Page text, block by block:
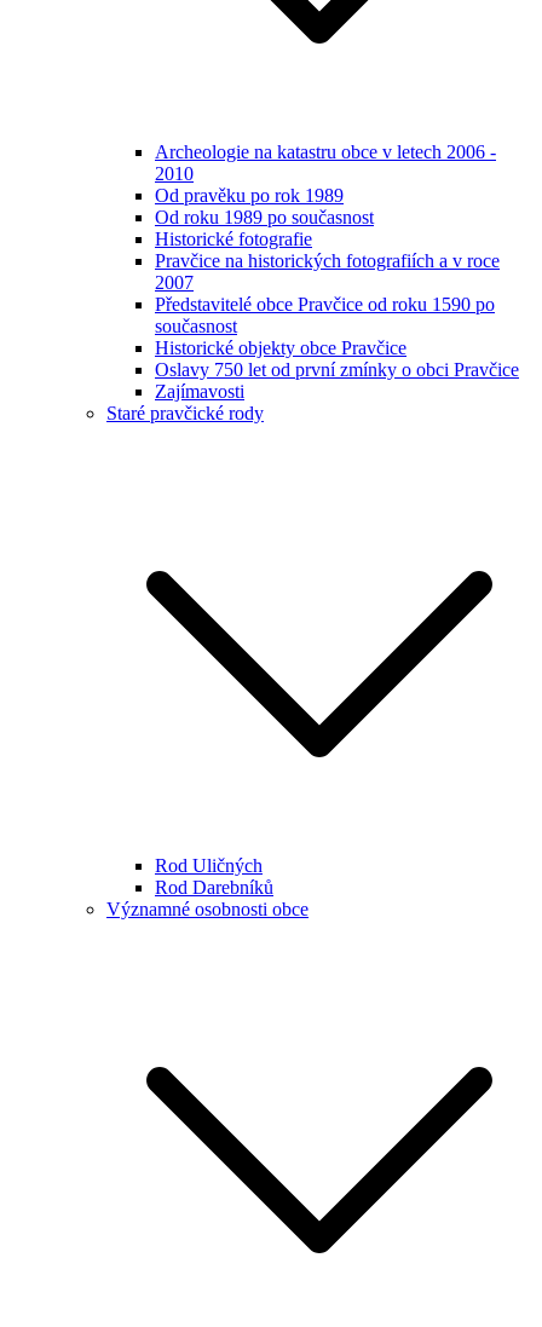
Archeologie na katastru obce v letech 2006 -
2010
Od pravěku po rok 1989
Od roku 1989 po současnost
Historické fotografie
Pravčice na historických fotografiích a v roce
2007
Představitelé obce Pravčice od roku 1590 po
současnost
Historické objekty obce Pravčice
Oslavy 750 let od první zmínky o obci Pravčice
Zajímavosti
Staré pravčické rody
Rod Uličných
Rod Darebníků
Významné osobnosti obce